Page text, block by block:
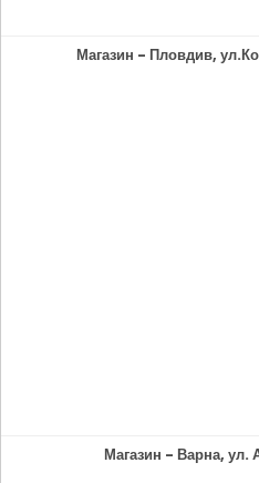
Магазин - Пловдив,
Магазин - Варна, ул.